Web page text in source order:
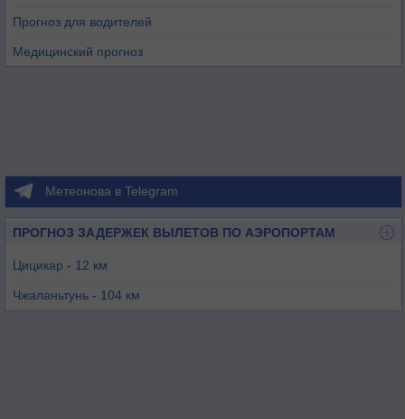
Прогноз для водителей
Медицинский прогноз
Метеонова в Telegram
ПРОГНОЗ ЗАДЕРЖЕК ВЫЛЕТОВ ПО АЭРОПОРТАМ
Цицикар - 12 км
Чжаланьтунь - 104 км